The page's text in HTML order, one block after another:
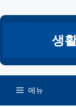
텐
건
너
생
메뉴